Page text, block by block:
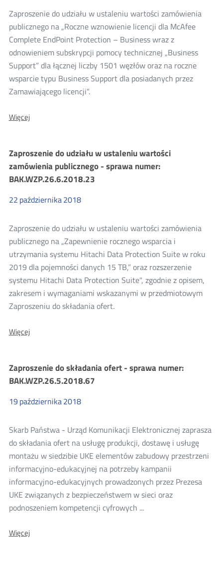
Zaproszenie do udziału w ustaleniu wartości zamówienia
publicznego na „Roczne wznowienie licencji dla McAfee
Complete EndPoint Protection – Business wraz z
odnowieniem subskrypcji pomocy technicznej „Business
Support” dla łącznej liczby 1501 węzłów oraz na roczne
wsparcie typu Business Support dla posiadanych przez
Zamawiającego licencji".
WięcejO:
w
ustaleniu
wartości
zamówienia
-
sprawa
BAK.WZP.26.6.2018.24
Zaproszenie do udziału w ustaleniu wartości
zamówienia publicznego - sprawa numer:
BAK.WZP.26.6.2018.23
22 października2018
Zaproszenie do udziału w ustaleniu wartości zamówienia
publicznego na „Zapewnienie rocznego wsparcia i
utrzymania systemu Hitachi Data Protection Suite w roku
2019 dla pojemności danych 15 TB,” oraz rozszerzenie
systemu Hitachi Data Protection Suite", zgodnie z opisem,
zakresem i wymaganiami wskazanymi w przedmiotowym
Zaproszeniu do składania ofert.
WięcejO:
w
ustaleniu
wartości
publicznego
numer:
BAK.WZP.26.6.2018.23
Zaproszenie do składania ofert - sprawa numer:
BAK.WZP.26.5.2018.67
19października2018
Skarb Państwa - Urząd Komunikacji Elektronicznej zaprasza
do składania ofert na usługę produkcji, dostawę i usługę
montażu w siedzibie UKE elementów zabudowy przestrzeni
informacyjno-edukacyjnej na potrzeby kampanii
informacyjno-edukacyjnych prowadzonych przez Prezesa
UKE związanych z bezpieczeństwem w sieci oraz
podnoszeniem kompetencji cyfrowych ...
WięcejO: